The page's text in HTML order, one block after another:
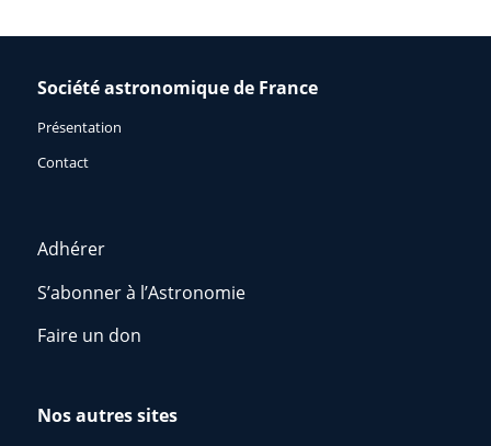
Société astronomique de France
Présentation
Contact
Adhérer
S’abonner à l’Astronomie
Faire un don
Nos autres sites